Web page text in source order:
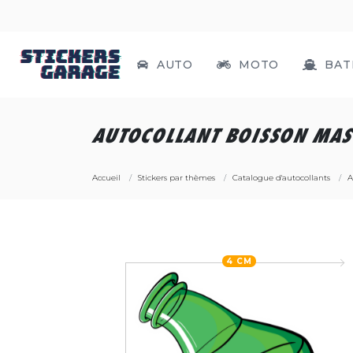
AUTO MOTO
AUTOCOLLANT BOISSON
Accueil Stickers par thèmes Catalogue d'autocollants
4 CM